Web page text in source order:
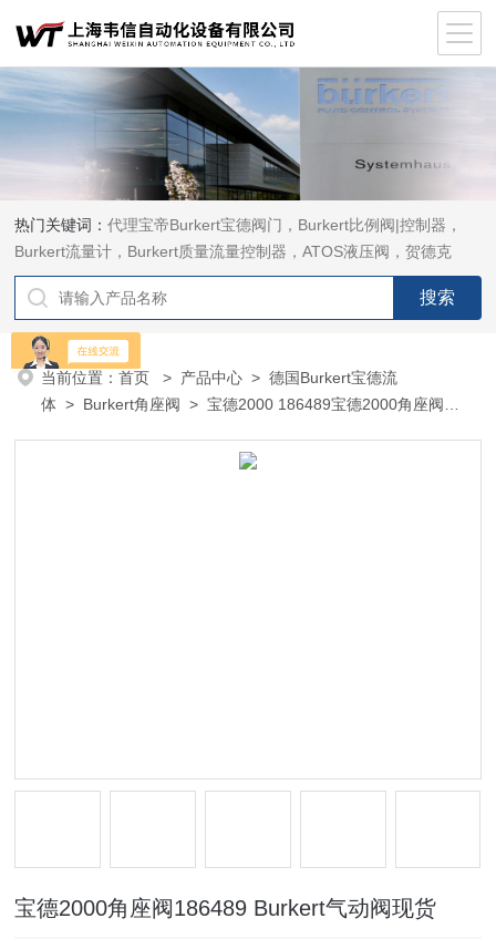
热门关键词：代理宝帝Burkert宝德阀门，Burkert比例阀|控制器，
Burkert流量计，Burkert质量流量控制器，ATOS液压阀，贺德克
HYDAC传感器，ASCO电磁阀，ASCO阀门，REXROTH力士乐阀
泵，安沃驰Aventics电磁阀|气缸，Samson萨姆森定位器
当前位置：首页 > 产品中心 >德国Burkert宝德流
体 > Burkert角座阀 > 宝德2000 186489宝德2000角座阀
宝德2000角座阀186489 Burkert气动阀现货